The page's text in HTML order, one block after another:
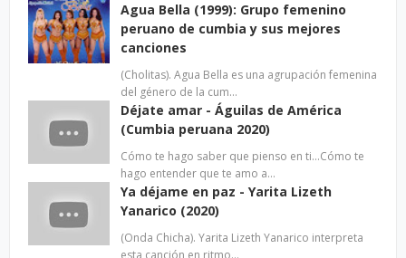
Agua Bella (1999): Grupo femenino
peruano de cumbia y sus mejores
canciones
(Cholitas). Agua Bella es una agrupación femenina
del género de la cum…
Déjate amar - Águilas de América
(Cumbia peruana 2020)
Cómo te hago saber que pienso en ti…Cómo te
hago entender que te amo a…
Ya déjame en paz - Yarita Lizeth
Yanarico (2020)
(Onda Chicha). Yarita Lizeth Yanarico interpreta
esta canción en ritmo…